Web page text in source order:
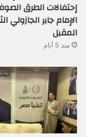
إحتفالات الطرق
الإمام جابر الجازولي
المقبل
منذ 5 أيام